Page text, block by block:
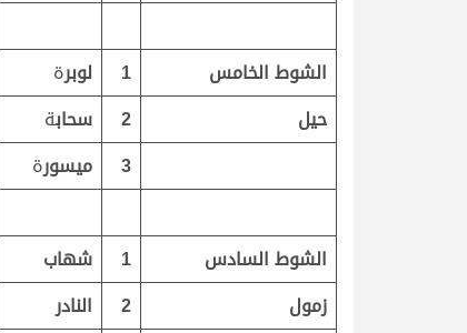
الشوط الخامس 1 لوبرة
حيل
2 سحابة
3
ميسورة
الشوط السادس 1 شهاب
زمول
2 النادر